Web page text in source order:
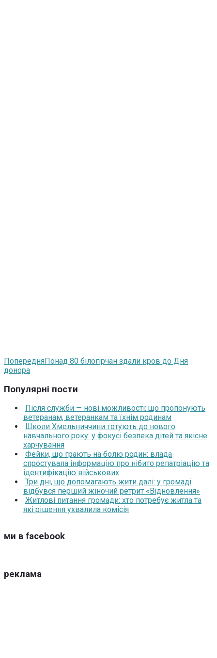
ПопередняПонад 80 білогірчан здали кров до Дня
донора
Популярні пости
Після служби — нові можливості: що пропонують
ветеранам, ветеранкам та їхнім родинам
Школи Хмельниччини готують до нового
навчального року: у фокусі безпека дітей та якісне
харчування
Фейки, що грають на болю родин: влада
спростувала інформацію про нібито репатріацію та
ідентифікацію військових
Три дні, що допомагають жити далі: у громаді
відбувся перший жіночий ретрит «Відновлення»
Житлові питання громади: хто потребує житла та
які рішення ухвалила комісія
ми в facebook
реклама